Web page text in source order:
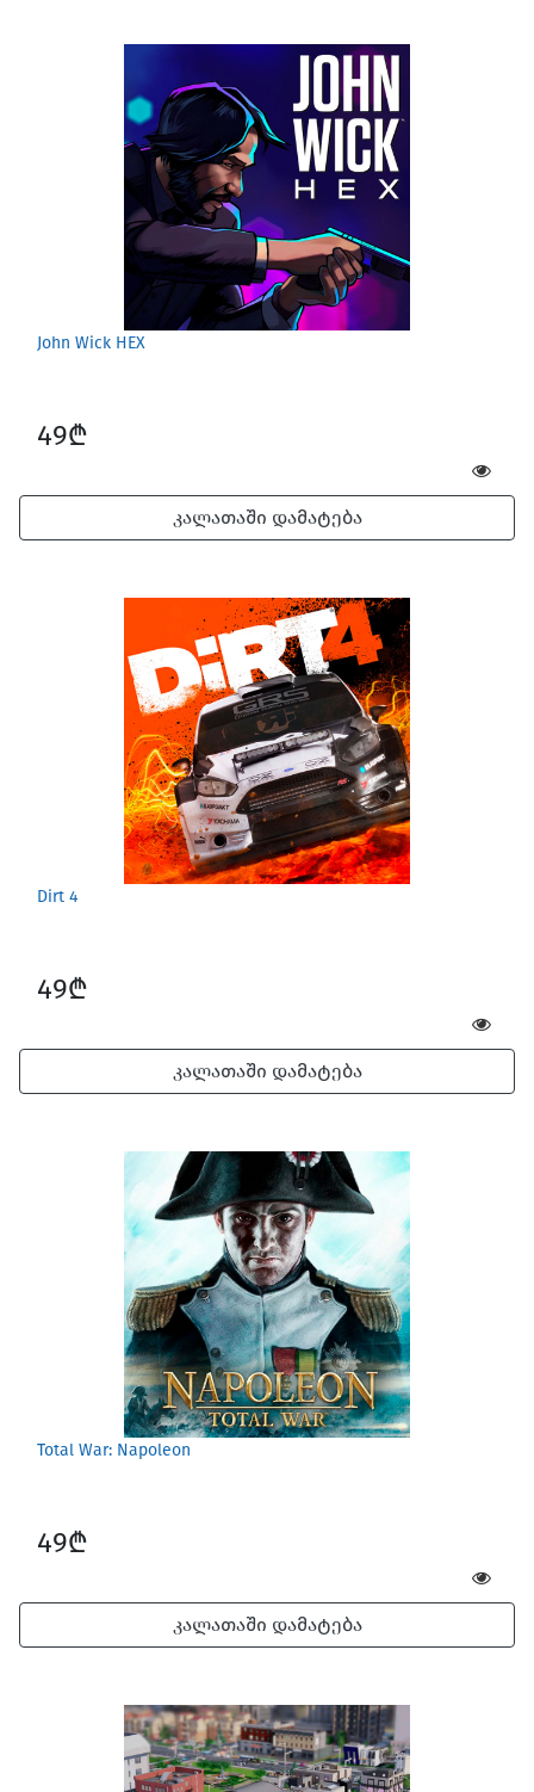
John Wick HEX
49₾
კალათაში დამატება
Dirt 4
49₾
კალათაში დამატება
Total War: Napoleon
49₾
კალათაში დამატება